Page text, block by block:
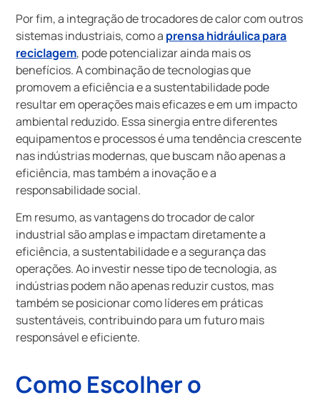
Por fim, a integração de trocadores de calor com outros
sistemas industriais, como a prensa hidráulica para
reciclagem, pode potencializar ainda mais os
benefícios. A combinação de tecnologias que
promovem a eficiência e a sustentabilidade pode
resultar em operações mais eficazes e em um impacto
ambiental reduzido. Essa sinergia entre diferentes
equipamentos e processos é uma tendência crescente
nas indústrias modernas, que buscam não apenas a
eficiência, mas também a inovação e a
responsabilidade social.
Em resumo, as vantagens do trocador de calor
industrial são amplas e impactam diretamente a
eficiência, a sustentabilidade e a segurança das
operações. Ao investir nesse tipo de tecnologia, as
indústrias podem não apenas reduzir custos, mas
também se posicionar como líderes em práticas
sustentáveis, contribuindo para um futuro mais
responsável e eficiente.
Como Escolher o